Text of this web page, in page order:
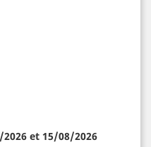
et 15/08/2026